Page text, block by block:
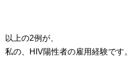
以上の2例が、
私の、HIV陽性者の雇用経験です。